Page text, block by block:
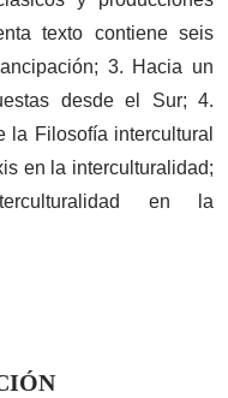
texto contiene seis
3. Hacia un
desde el Sur; 4.
la Filosofía intercultural
en la interculturalidad;
en la